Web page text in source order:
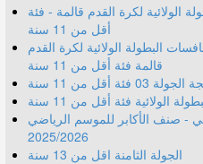
الخامسة (05) - البطولة الولائية لكرة القدم قالمة - فئة
أقل من 11 سنة
الرابعة (04) من منافسات البطولة الولائية لكرة القدم
قالمة فئة أقل من 11 سنة
03 فئة أقل من 11 سنة
الولائية فئة أقل من 11 سنة
الشرفي - صنف الأكابر للموسم الرياضي
2025/2026
الجولة الثامنة اقل من 13 سنة